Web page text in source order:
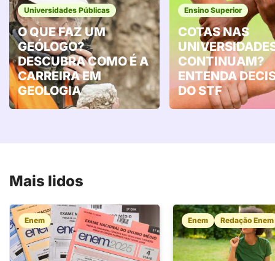
Universidades Públicas
O QUE FAZ UM
GEÓLOGO?
DESCUBRA COMO É A
CARREIRA EM
GEOLOGIA
Ensino Superior
COTAS NAS
CONTINUAM?
ENTENDA
DO STF
Mais lidos
Enem Enem Redação Enem